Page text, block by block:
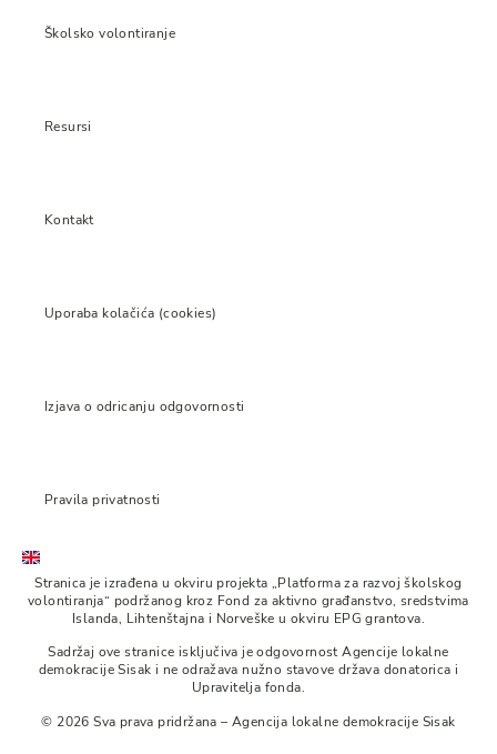
Školsko volontiranje
Resursi
Kontakt
Uporaba kolačića (cookies)
Izjava o odricanju odgovornosti
Pravila privatnosti
Stranica je izrađena u okviru projekta „Platforma za razvoj školskog
volontiranja“ podržanog kroz Fond za aktivno građanstvo, sredstvima
Islanda, Lihtenštajna i Norveške u okviru EPG grantova.
Sadržaj ove stranice isključiva je odgovornost Agencije lokalne
demokracije Sisak i ne odražava nužno stavove država donatorica i
Upravitelja fonda.
© 2026 Sva prava pridržana – Agencija lokalne demokracije Sisak